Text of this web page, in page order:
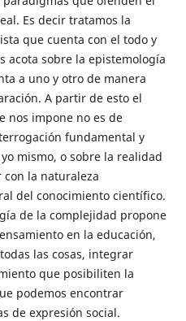
Es decir tratamos la
que cuenta con el todo y
acota sobre la epistemología
a uno y otro de manera
A partir de esto el
nos impone no es de
fundamental y
mismo, o sobre la realidad
la naturaleza
del conocimiento científico.
de la complejidad propone
en la educación,
las cosas, integrar
que posibiliten la
podemos encontrar
de expresión social.